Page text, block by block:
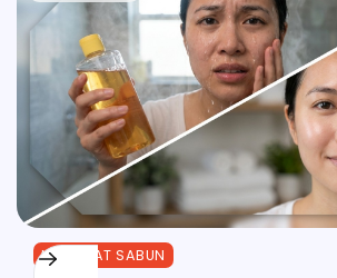
MANFAAT SABUN